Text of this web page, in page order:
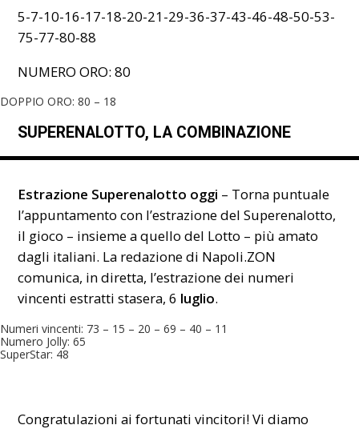
5-7-10-16-17-18-20-21-29-36-37-43-46-48-50-53-
75-77-80-88
NUMERO ORO: 80
DOPPIO ORO: 80 – 18
SUPERENALOTTO, LA COMBINAZIONE
Estrazione Superenalotto oggi – Torna puntuale
l’appuntamento con l’estrazione del Superenalotto,
il gioco – insieme a quello del Lotto – più amato
dagli italiani. La redazione di Napoli.ZON
comunica, in diretta, l’estrazione dei numeri
vincenti estratti stasera, 6 luglio.
Numeri vincenti: 73 – 15 – 20 – 69 – 40 – 11
Numero Jolly: 65
SuperStar: 48
Congratulazioni ai fortunati vincitori! Vi diamo